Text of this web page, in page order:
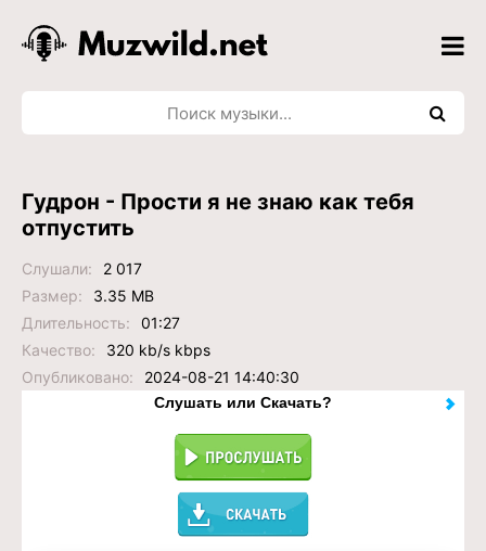
Гудрон - Прости я не знаю как тебя
отпустить
Слушали:
2 017
Размер:
3.35 MB
Длительность:
01:27
Качество:
320 kb/s kbps
Опубликовано:
2024-08-21 14:40:30
Слушать или Скачать?